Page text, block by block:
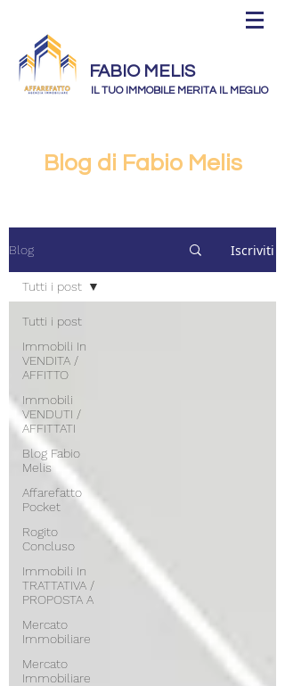
FABIO MELIS
IL TUO IMMOBILE MERITA IL MEGLIO
Blog di Fabio Melis
Blog Iscriviti
Tutti i post
Immobili In
VENDITA /
AFFITTO
Immobili
VENDUTI /
AFFITTATI
Blog Fabio
Melis
Affarefatto
Pocket
Rogito
Concluso
Immobili In
TRATTATIVA /
PROPOSTA A
Mercato
Immobiliare
Mercato
Immobiliare
Tutti i post